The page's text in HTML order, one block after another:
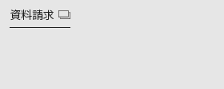
資料請求